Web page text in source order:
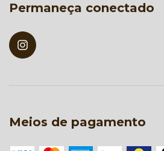
Permaneça conectado
Meios de pagamento